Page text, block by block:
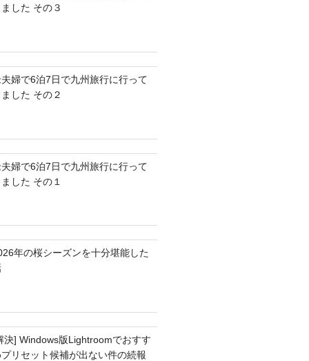
した その３
婦で6泊7日で九州旅行に行って
した その２
婦で6泊7日で九州旅行に行って
した その１
年の桜シーズンを十分堪能した
決] Windows版Lightroomでおすす
リセット候補が出ない件の続報